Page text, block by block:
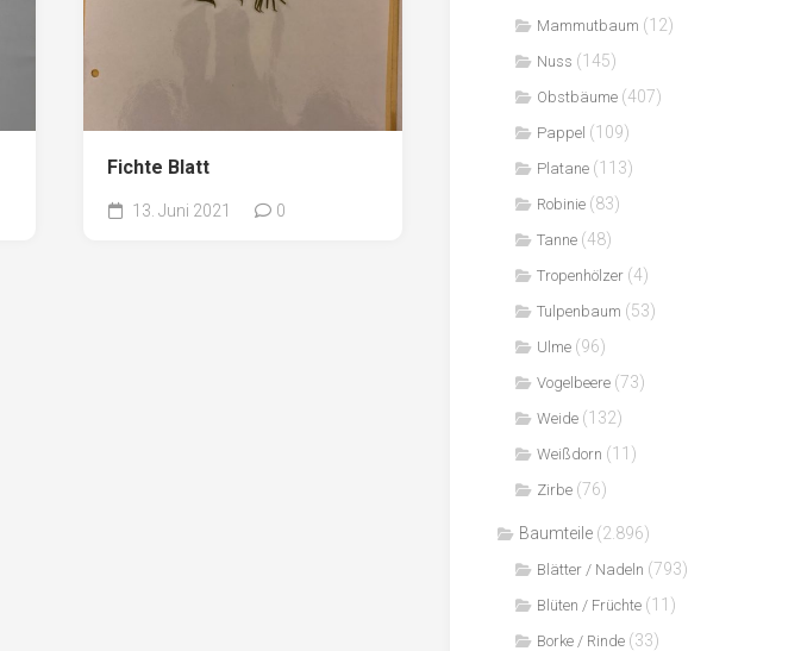
Fichte Blatt
13. Juni 2021 0
Mammutbaum (12)
Nuss (145)
Obstbäume (407)
Pappel (109)
Platane (113)
Robinie (83)
Tanne (48)
Tropenhölzer (4)
Tulpenbaum (53)
Ulme (96)
Vogelbeere (73)
Weide (132)
Weißdorn (11)
Zirbe (76)
Baumteile (2.896)
Blätter / Nadeln (793)
Blüten / Früchte (11)
Borke / Rinde (33)